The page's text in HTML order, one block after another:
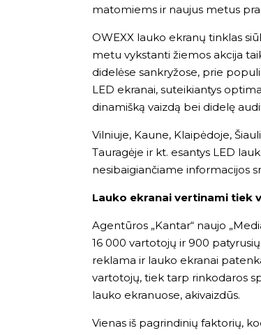
matomiems ir naujus metus
OWEXX lauko ekranų tinklas
metu vykstanti žiemos akcija
didelėse sankryžose, prie
LED ekranai, suteikiantys
dinamišką vaizdą bei didelę
Vilniuje, Kaune, Klaipėdoje,
Tauragėje ir kt. esantys LED
nesibaigiančiame informacijos
Lauko ekranai vertinami tiek
Agentūros „Kantar“ naujo
16 000 vartotojų ir 900
reklama ir lauko ekranai
vartotojų, tiek tarp rinkodaros
lauko ekranuose, akivaizdūs.
Vienas iš pagrindinių faktorių,